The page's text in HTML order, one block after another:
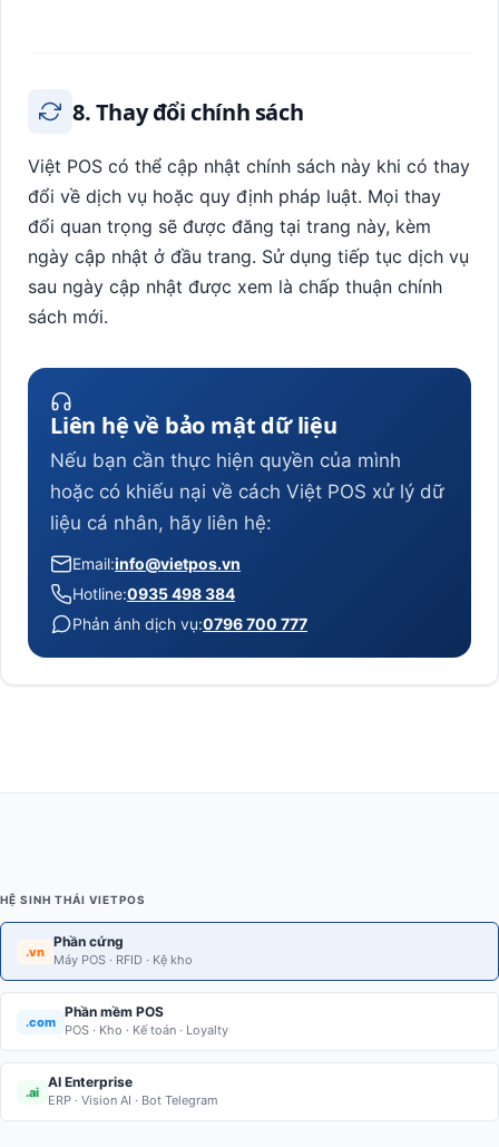
8. Thay đổi chính sách
Việt POS có thể cập nhật chính sách này khi có thay
đổi về dịch vụ hoặc quy định pháp luật. Mọi thay
đổi quan trọng sẽ được đăng tại trang này, kèm
ngày cập nhật ở đầu trang. Sử dụng tiếp tục dịch vụ
sau ngày cập nhật được xem là chấp thuận chính
sách mới.
Liên hệ về bảo mật dữ liệu
Nếu bạn cần thực hiện quyền của mình
hoặc có khiếu nại về cách Việt POS xử lý dữ
liệu cá nhân, hãy liên hệ:
Email:info@vietpos.vn
Hotline:0935 498 384
Phản ánh dịch vụ:0796 700 777
HỆ SINH THÁI VIETPOS
.vn
Phần cứng
Máy POS · RFID · Kệ kho
.com
Phần mềm POS
POS · Kho · Kế toán · Loyalty
.ai
AI Enterprise
ERP · Vision AI · Bot Telegram